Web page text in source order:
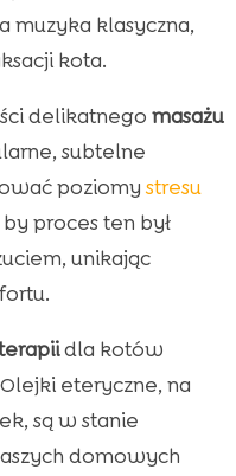
muzyka klasyczna,
kota.
delikatnego masażu
subtelne
poziomy stresu
proces ten był
unikając
dla kotów
eteryczne, na
są w stanie
domowych